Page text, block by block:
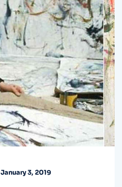
January 3, 2019